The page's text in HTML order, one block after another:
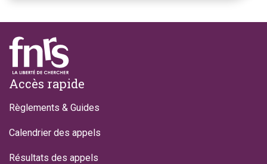
Footer
Accès rapide
Règlements & Guides
Calendrier des appels
Résultats des appels